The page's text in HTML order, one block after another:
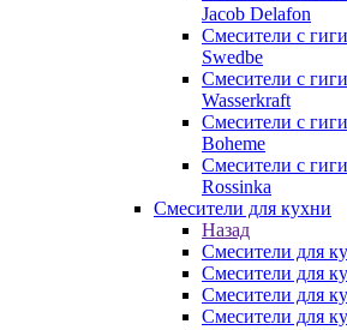
Jacob Delafon
Смесители с
Swedbe
Смесители с
Wasserkraft
Смесители с
Boheme
Смесители с
Rossinka
Смесители для кухни
Назад
Смесители для
Смесители для
Смесители для
Смесители для